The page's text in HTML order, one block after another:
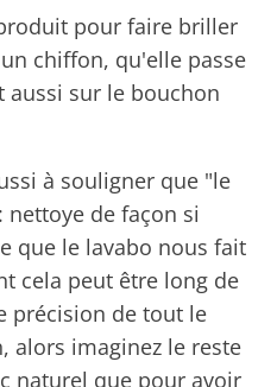
pour faire briller
chiffon, qu'elle passe
aussi sur le bouchon
à souligner que "le
de façon si
que le lavabo nous fait
cela peut être long de
précision de tout le
alors imaginez le reste
naturel que pour avoir